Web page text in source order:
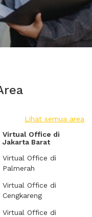
Lihat semua area
Virtual Office di
Jakarta Barat
Virtual Office di
Palmerah
Virtual Office di
Cengkareng
Virtual Office di